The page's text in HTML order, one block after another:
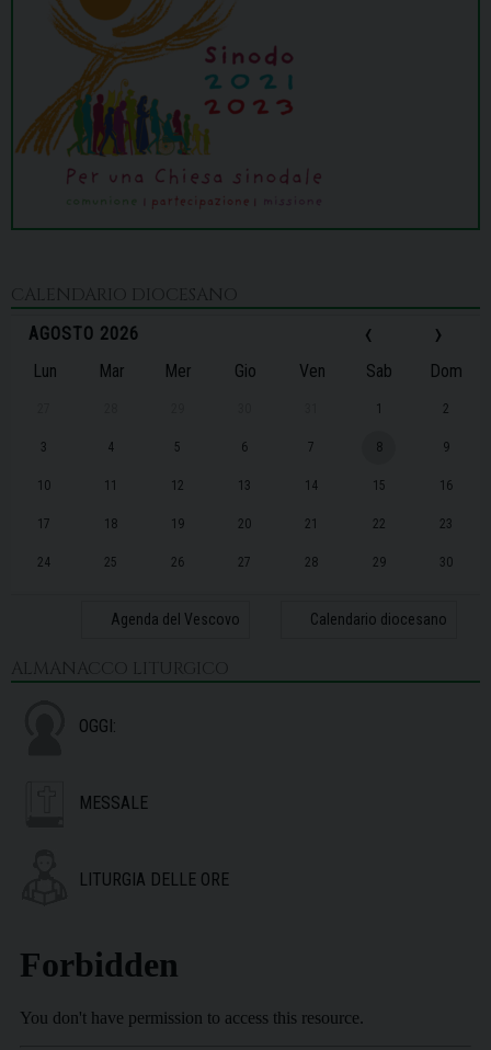
CALENDARIO DIOCESANO
‹
AGOSTO 2026 ›
Lun Mar Mer Gio Ven Sab Dom
1 2
3 4 5 6 7 8 9
10 11 12 13 14 15 16
17 18 19 20 21 22 23
24 25 26 27 28 29 30
Agenda del Vescovo Calendario diocesano
ALMANACCO LITURGICO
OGGI:
MESSALE
LITURGIA DELLE ORE